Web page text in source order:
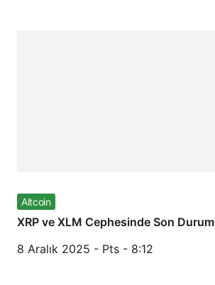
Altcoin
XRP ve XLM Cephesinde Son Durum
8 Aralık 2025 - Pts - 8:12